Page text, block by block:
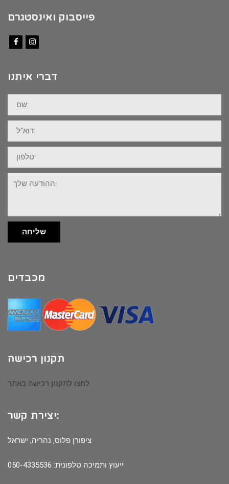
פייסבוק ואינסטגרם
דברי איתנו
שם:
דוא"ל:
טלפון:
ההודעה
שלך:
שליחה
מכבדים
תקנון רכישה
לחצו לתקנון רכישה באתר
יצירת קשר:
ציפורן פלוס, נהריה, ישראל
ייעוץ ותמיכה טלפונית: 050-4335536